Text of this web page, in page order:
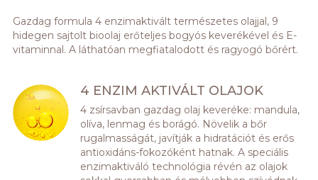
Gazdag formula 4 enzimaktivált természetes olajjal, 9
hidegen sajtolt bioolaj erőteljes bogyós keverékével és E-
vitaminnal. A láthatóan megfiatalodott és ragyogó bőrért.
4 ENZIM AKTIVÁLT OLAJOK
4 zsírsavban gazdag olaj keveréke: mandula,
olíva, lenmag és borágó. Növelik a bőr
rugalmasságát, javítják a hidratációt és erős
antioxidáns-fokozóként hatnak. A speciális
enzimaktiváló technológia révén az olajok